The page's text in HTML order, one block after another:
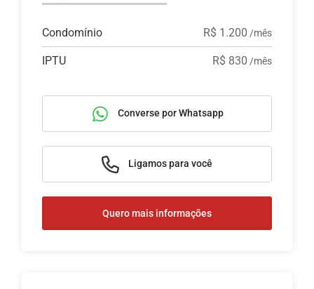
Condomínio R$ 1.200 /mês
IPTU R$ 830 /mês
Converse por Whatsapp
Ligamos para você
Quero mais informações